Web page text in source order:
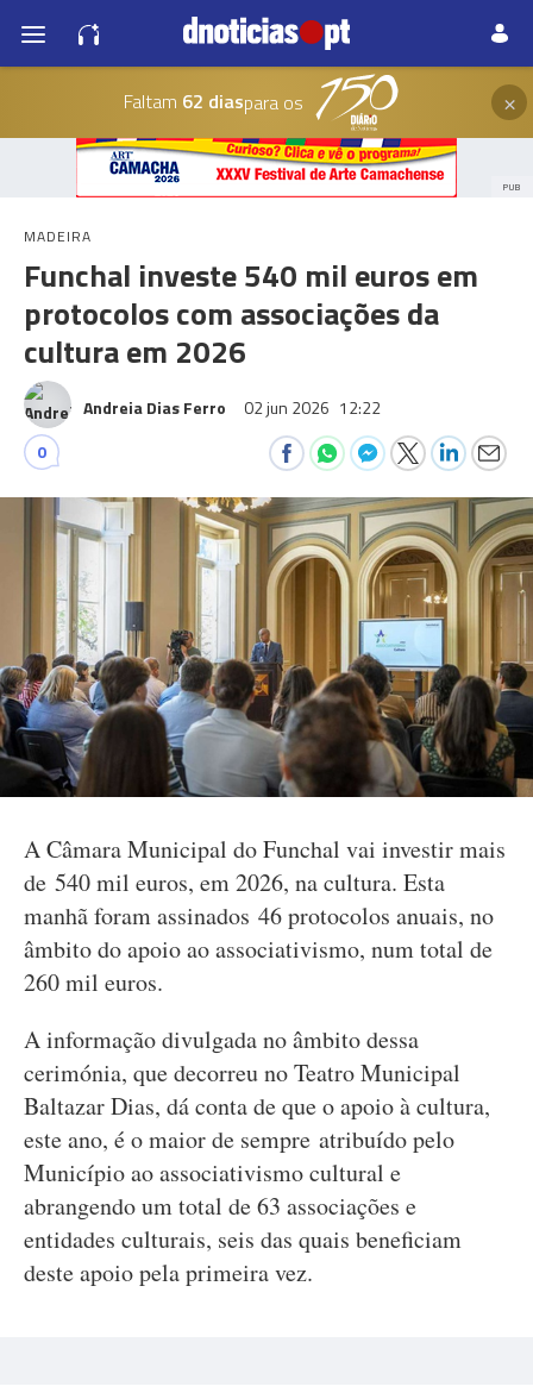
Faltam 62 diaspara os ×
PUB
MADEIRA
Funchal investe 540 mil euros em
protocolos com associações da
cultura em 2026
Andreia Dias Ferro 02 jun 2026 12:22
0
A Câmara Municipal do Funchal vai investir mais
de 540 mil euros, em 2026, na cultura. Esta
manhã foram assinados 46 protocolos anuais, no
âmbito do apoio ao associativismo, num total de
260 mil euros.
A informação divulgada no âmbito dessa
cerimónia, que decorreu no Teatro Municipal
Baltazar Dias, dá conta de que o apoio à cultura,
este ano, é o maior de sempre atribuído pelo
Município ao associativismo cultural e
abrangendo um total de 63 associações e
entidades culturais, seis das quais beneficiam
deste apoio pela primeira vez.